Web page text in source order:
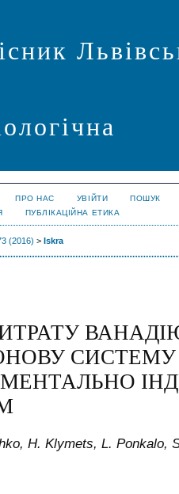
ПРО НАС УВІЙТИ
ПОШУК
ПУБЛІКАЦІЙНА ЕТИКА
(2016) > Iskra
СИСТЕМУ
H. Klymets, L. Ponkalo,